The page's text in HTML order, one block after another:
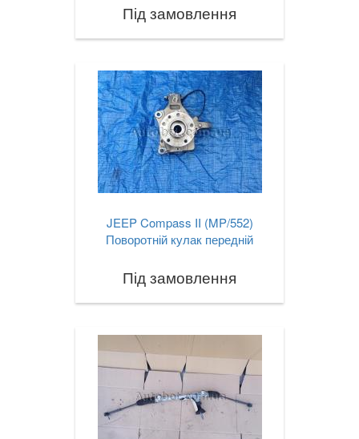
Під замовлення
JEEP Compass II (MP/552)
Поворотній кулак передній
Під замовлення